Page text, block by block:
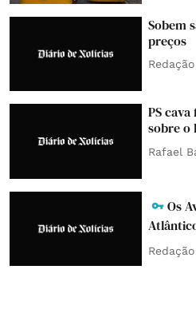
Sobem
preços
PS
sobre o
Rafael
Os